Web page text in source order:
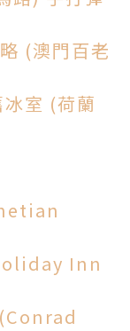
(澳門百老
室 (荷蘭
Inn